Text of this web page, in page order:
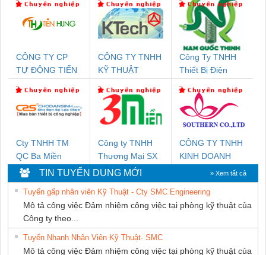
CÔNG TY CP
TỰ ĐỘNG TIẾN
CÔNG TY TNHH
KỸ THUẬT
NAM
Công Ty TNHH
Thiết Bị Điện
Cty TNHH TM
QC Ba Miền
Công ty TNHH
Thương Mại SX
Ba Miền
CÔNG TY TNHH
KINH DOANH
DỊCH VỤ XNK
PHƯƠNG NAM
TIN TUYỂN DỤNG MỚI » Xem tất cả
Tuyển gấp nhân viên Kỹ Thuật - Cty SMC Engineering
Mô tả công việc Đảm nhiệm công việc tại phòng kỹ thuật của
Công ty theo...
Tuyển Nhanh Nhân Viên Kỹ Thuật- SMC
Mô tả công việc Đảm nhiệm công việc tại phòng kỹ thuật của